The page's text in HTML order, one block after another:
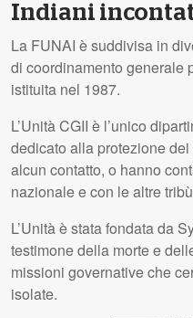
Indiani
La FUNAI è suddivisa in
di coordinamento generale
istituita nel 1987.
L’Unità CGII è l’unico
dedicato alla protezione
alcun contatto, o hanno
nazionale e con le altre
L’Unità è stata fondata da
testimone della morte e
missioni governative che
isolate.